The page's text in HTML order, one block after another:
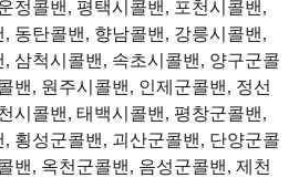
정콜밴, 평택시콜밴, 포천시콜밴,
동탄콜밴, 향남콜밴, 강릉시콜밴,
삼척시콜밴, 속초시콜밴, 양구군콜
밴, 원주시콜밴, 인제군콜밴, 정선
시콜밴, 태백시콜밴, 평창군콜밴,
횡성군콜밴, 괴산군콜밴, 단양군콜
밴, 옥천군콜밴, 음성군콜밴, 제천